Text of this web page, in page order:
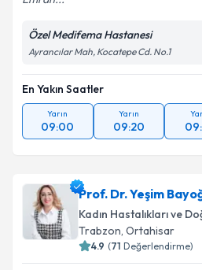
Özel Medifema Hastanesi
Ayrancılar Mah, Kocatepe Cd. No.1
En Yakın Saatler
Yarın
09:00
Yarın
09:20
Prof. Dr. Yeşim
Kadın Hastalıkları ve
Trabzon, Ortahisar
4.9 (71 Değerlendirme)